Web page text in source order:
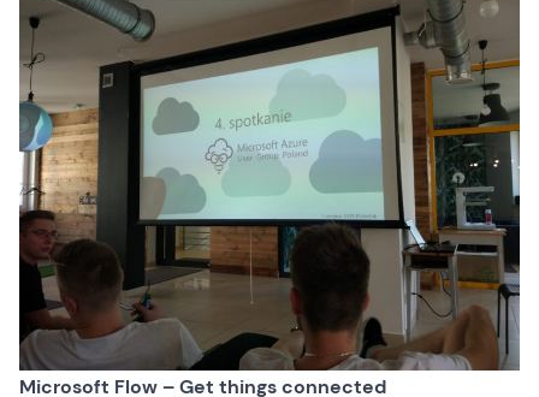
Microsoft Flow – Get things connected